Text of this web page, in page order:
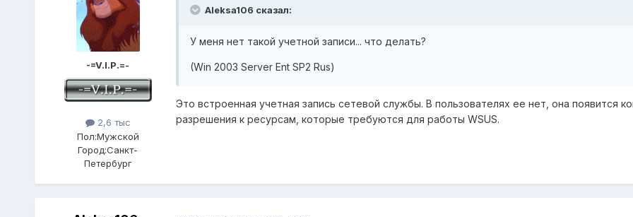
-=V.I.P.=-
2,6 тыс
Пол:Мужской
Город:Санкт-
Петербург
Aleksa106 сказал:
У меня нет такой учетной записи... что делать?
(Win 2003 Server Ent SP2 Rus)
Это встроенная учетная запись сетевой службы. В пользователях ее нет, она появится
разрешения к ресурсам, которые требуются для работы WSUS.